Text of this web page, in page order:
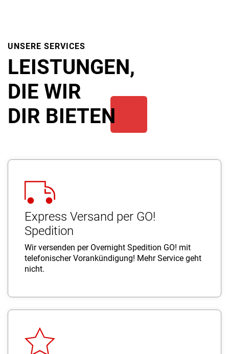
UNSERE SERVICES
LEISTUNGEN,
DIE WIR
DIR BIETEN
Express Versand per GO!
Spedition
Wir versenden per Overnight Spedition GO! mit
telefonischer Vorankündigung! Mehr Service geht
nicht.